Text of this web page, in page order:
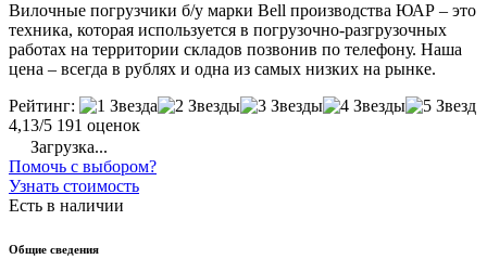
Вилочные погрузчики б/у марки Bell производства ЮАР – это
техника, которая используется в погрузочно-разгрузочных
работах на территории складов позвонив по телефону. Наша
цена – всегда в рублях и одна из самых низких на рынке.
Рейтинг:
4,13/5 191 оценок
Загрузка...
Помочь с выбором?
Узнать стоимость
Есть в наличии
Общие сведения